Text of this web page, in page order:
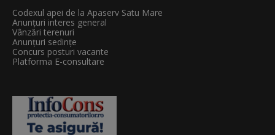
Codexul apei de la Apaserv Satu Mare
Anunțuri interes general
Vânzări terenuri
Anunțuri sedințe
Concurs posturi vacante
Platforma E-consultare